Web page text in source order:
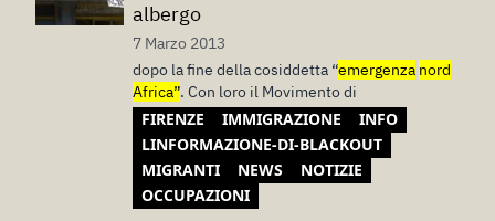
albergo
7 Marzo 2013
dopo la fine della cosiddetta “emergenza nord
Africa”. Con loro il Movimento di
FIRENZE IMMIGRAZIONE
INFO
LINFORMAZIONE-DI-BLACKOUT
MIGRANTI
NEWS
NOTIZIE
OCCUPAZIONI